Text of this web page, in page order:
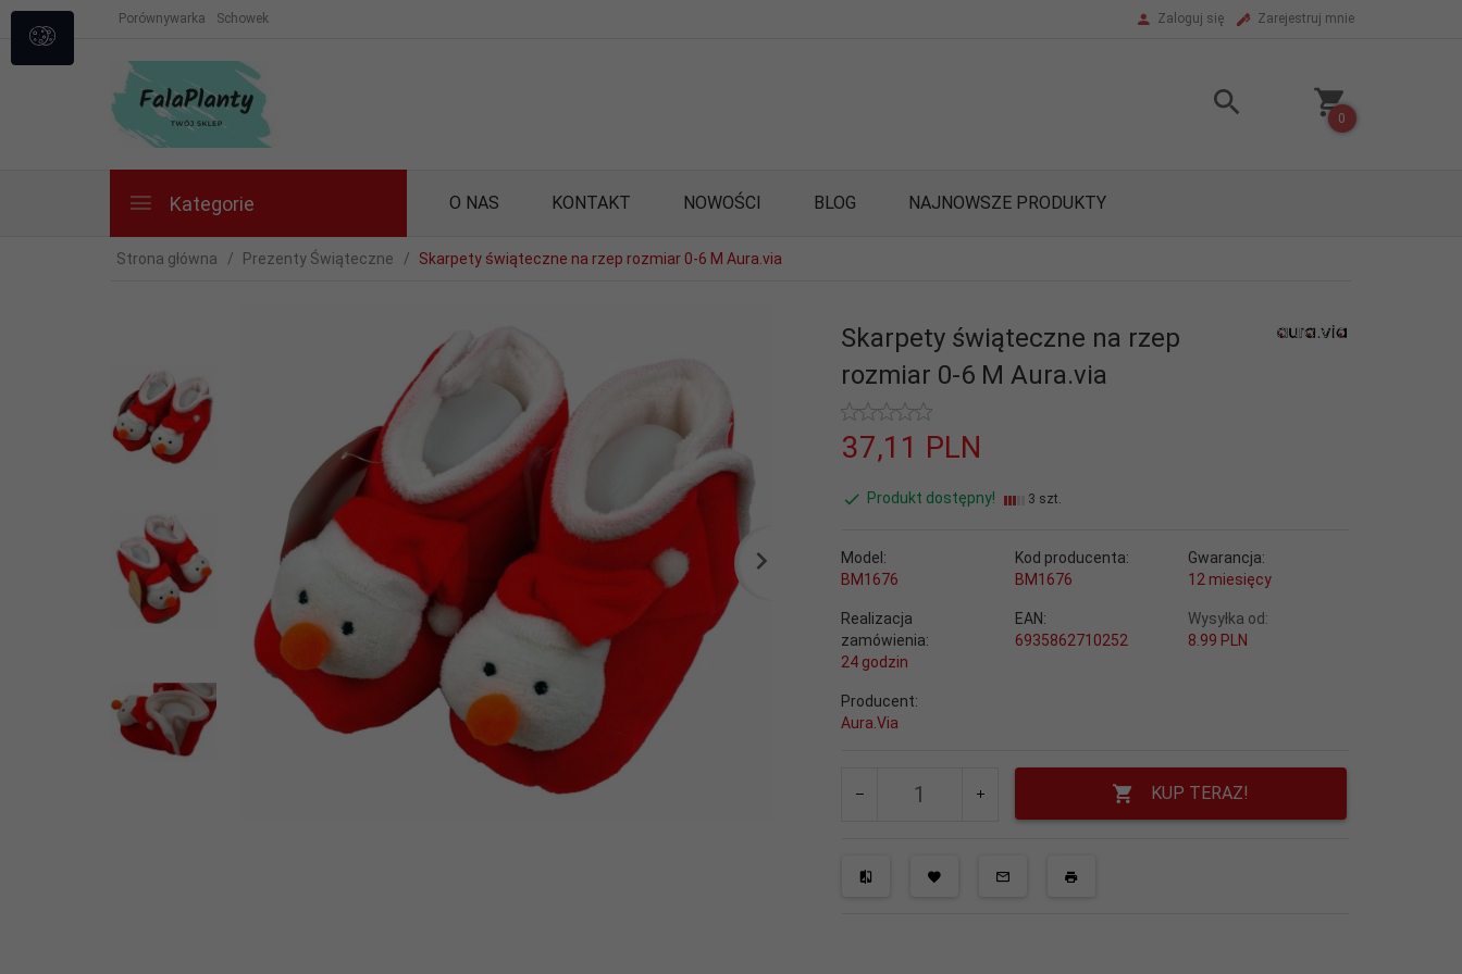
Porównywarka Schowek Zaloguj się Zarejestruj mnie
0
Kategorie O NAS KONTAKT NOWOŚCI BLOG NAJNOWSZE PRODUKTY
Strona główna Prezenty Świąteczne Skarpety świąteczne na rzep rozmiar 0-6 M Aura.via
Skarpety świąteczne na rzep
rozmiar 0-6 M Aura.via
37,11 PLN
Produkt dostępny! 3 szt.
Model:
BM1676
Kod producenta:
BM1676
Gwarancja:
12 miesięcy
Realizacja
zamówienia:
24 godzin
EAN:
6935862710252
Wysyłka od:
8.99 PLN
Producent:
Aura.Via
KUP TERAZ!